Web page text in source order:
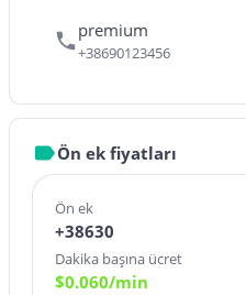
premium
+38690123456
Ön ek fiyatları
Ön ek
+38630
Dakika başına ücret
$0.060/min